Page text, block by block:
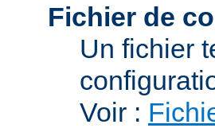
Fichier de
Un fichier
Voir :